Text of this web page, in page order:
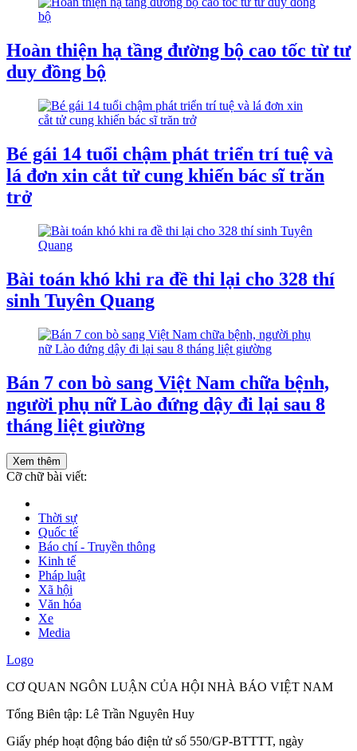
Hoàn thiện hạ tầng đường bộ cao tốc từ tư
duy đồng bộ
Bé gái 14 tuổi chậm phát triển trí tuệ và
lá đơn xin cắt tử cung khiến bác sĩ trăn
trở
Bài toán khó khi ra đề thi lại cho 328 thí
sinh Tuyên Quang
Bán 7 con bò sang Việt Nam chữa bệnh,
người phụ nữ Lào đứng dậy đi lại sau 8
tháng liệt giường
Xem thêm
Cỡ chữ bài viết:
Thời sự
Quốc tế
Báo chí - Truyền thông
Kinh tế
Pháp luật
Xã hội
Văn hóa
Xe
Media
Logo
CƠ QUAN NGÔN LUẬN CỦA HỘI NHÀ BÁO VIỆT NAM
Tổng Biên tập: Lê Trần Nguyên Huy
Giấy phép hoạt động báo điện tử số 550/GP-BTTTT, ngày